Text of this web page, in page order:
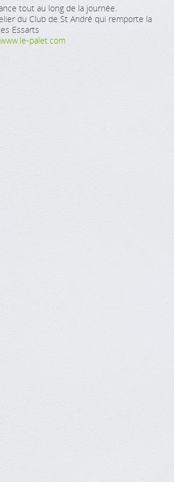
tout au long de la journée.
du Club de St André qui remporte la
Essarts
www.le-palet.com